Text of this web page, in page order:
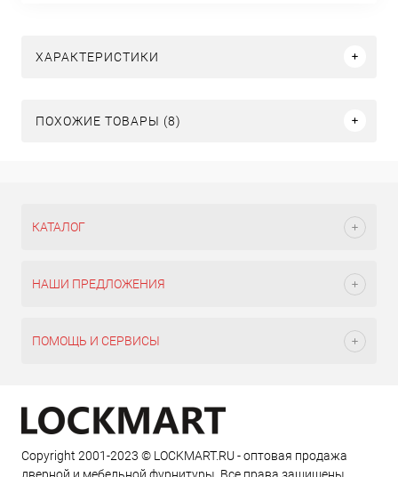
ХАРАКТЕРИСТИКИ
ПОХОЖИЕ ТОВАРЫ (8)
КАТАЛОГ
НАШИ ПРЕДЛОЖЕНИЯ
ПОМОЩЬ И СЕРВИСЫ
Copyright 2001-2023 © LOCKMART.RU - оптовая продажа